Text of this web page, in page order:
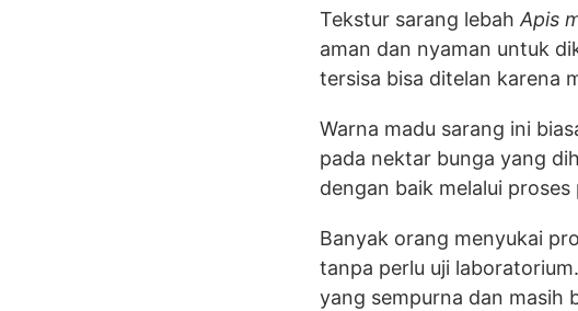
Tekstur sarang lebah Apis
aman dan nyaman untuk
tersisa bisa ditelan karena
Warna madu sarang ini
pada nektar bunga yang
dengan baik melalui
Banyak orang menyukai
tanpa perlu uji
yang sempurna dan masih